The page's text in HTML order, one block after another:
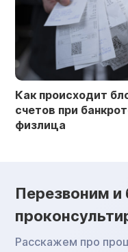
Как происходит
счетов при
физлица
Перезвоним и
Расскажем про